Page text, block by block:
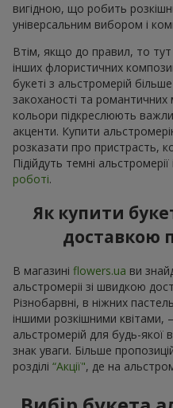
вигідною, що робить
універсальним вибором і
Втім, якщо до правил, то
інших флористичних
букеті з альстромерій
закоханості та романтичних
кольори підкреслюють
акценти. Купити
розказати про пристрасть,
Підійдуть темні
роботі.
Як купити
доставкою
В магазині flowers.ua ви
альстромеріі зі швидкою
Різнобарвні, в ніжних
іншими розкішними
альстромерій для будь-якої
знак уваги. Більше
розділі “Акції", де на